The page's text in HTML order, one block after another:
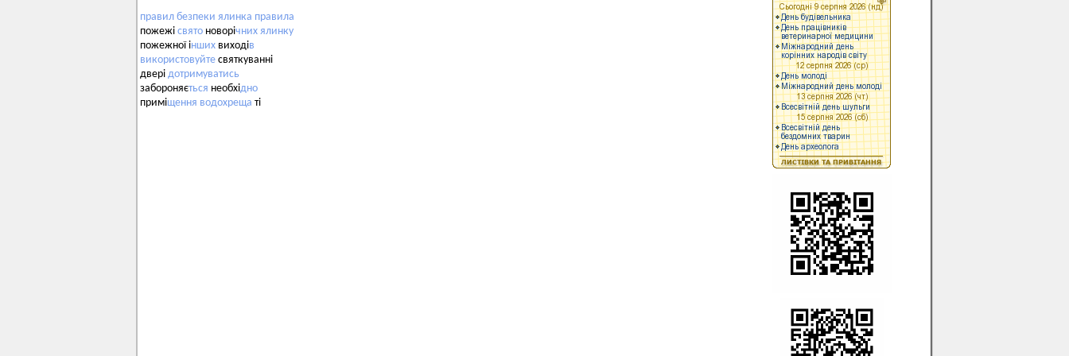
правил безпеки ялинка правила
пожежі свято новорічних ялинку
пожежної інших виходів
використовуйте святкуванні
двері дотримуватись
забороняється необхідно
приміщення водохреща ті